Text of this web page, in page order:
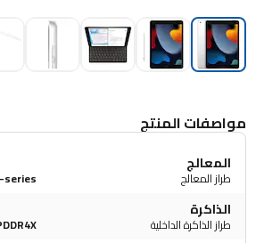
مواصفات المنتج
المعالج
طراز المعالج series
الذاكرة
طراز الذاكرة الداخلية